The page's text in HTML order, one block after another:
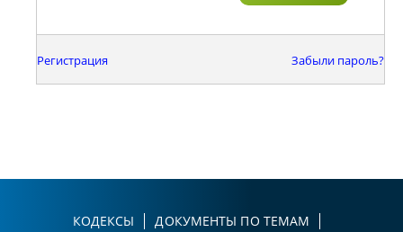
Регистрация Забыли пароль?
КОДЕКСЫ
ДОКУМЕНТЫ ПО ТЕМАМ